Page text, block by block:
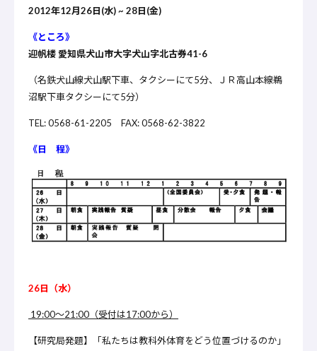
2012年12月26日(水) ~ 28日(金)
《ところ》
迎帆楼 愛知県犬山市大字犬山字北古券41-6
（名鉄犬山線犬山駅下車、タクシーにて5分、ＪＲ高山本線鵜
沼駅下車タクシーにて5分）
TEL: 0568-61-2205 FAX: 0568-62-3822
《日 程》
26日（水）
19:00～21:00（受付は17:00から）
【研究局発題】「私たちは教科外体育をどう位置づけるのか」